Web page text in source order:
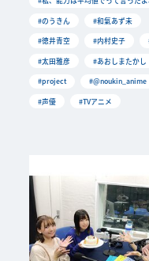
#のうきん
#和氣あず未
#徳井青空
#内村史子
#太田雅彦
#あおしまたかし
#project
#@noukin_anime
#声優
#TVアニメ